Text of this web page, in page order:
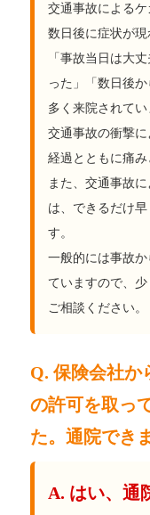
交通事故による
数日後に症状が現
「事故当日は大
った」「数日後
多く来院されてい
交通事故の衝撃
経過とともに痛み
また、交通事故
は、できるだけ
す。
一般的には事故
ていますので、
ご相談ください。
Q. 保険会社か
の許可を取っ
た。通院でき
A. はい、通